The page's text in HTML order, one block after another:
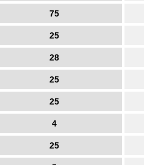
75
25
28
25
25
4
25